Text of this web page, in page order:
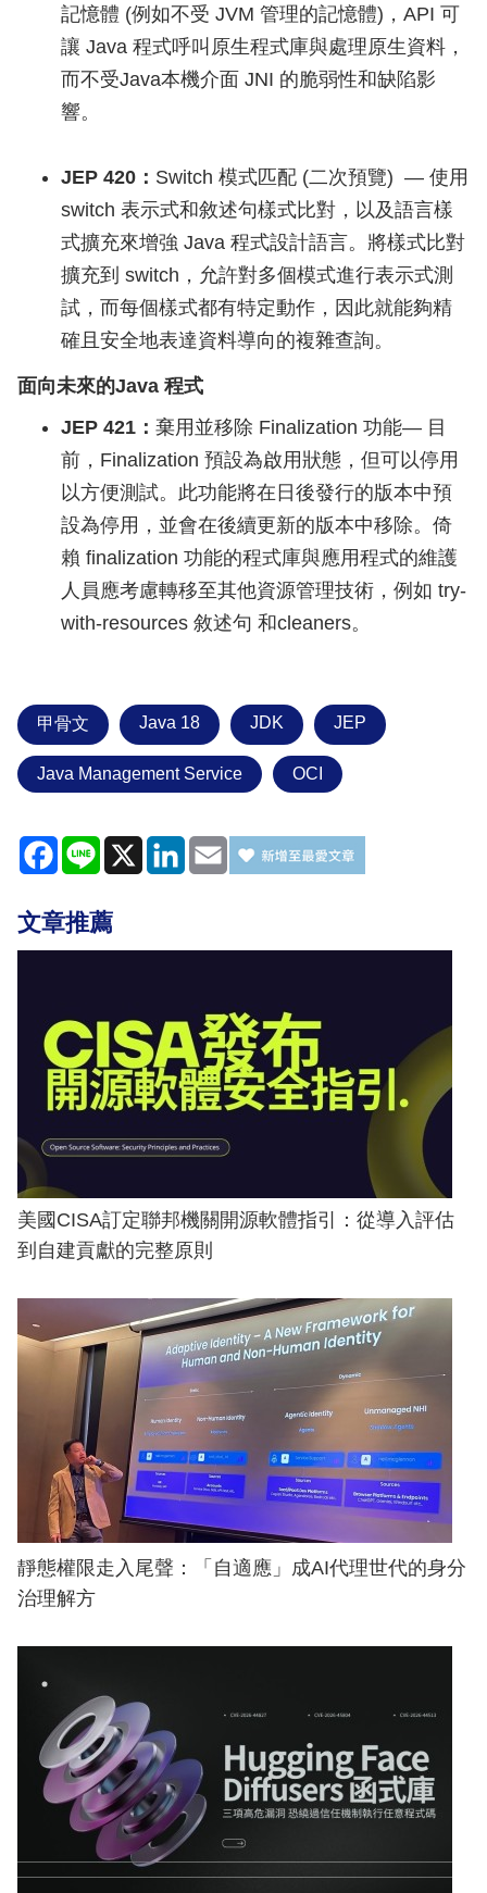
記憶體 (例如不受 JVM 管理的記憶體)，API 可
讓 Java 程式呼叫原生程式庫與處理原生資料，
而不受Java本機介面 JNI 的脆弱性和缺陷影
響。
JEP 420： Switch 模式匹配 (二次預覽) — 使用
switch 表示式和敘述句樣式比對，以及語言樣
式擴充來增強 Java 程式設計語言。將樣式比對
擴充到 switch，允許對多個模式進行表示式測
試，而每個樣式都有特定動作，因此就能夠精
確且安全地表達資料導向的複雜查詢。
面向未來的Java 程式
JEP 421： 棄用並移除 Finalization 功能— 目
前，Finalization 預設為啟用狀態，但可以停用
以方便測試。此功能將在日後發行的版本中預
設為停用，並會在後續更新的版本中移除。倚
賴 finalization 功能的程式庫與應用程式的維護
人員應考慮轉移至其他資源管理技術，例如 try-
with-resources 敘述句 和cleaners。
甲骨文 Java 18 JDK JEP
Java Management Service OCI
Facebook
Line X LinkedIn
Email
文章推薦
美國CISA訂定聯邦機關開源軟體指引：從導入評估
到自建貢獻的完整原則
靜態權限走入尾聲：「自適應」成AI代理世代的身分
治理解方